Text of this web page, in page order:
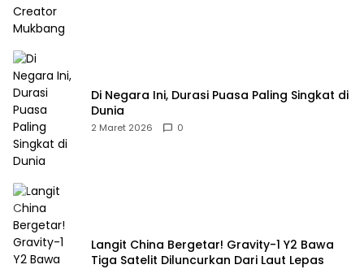
Di Negara Ini, Durasi Puasa Paling Singkat di
Dunia
2 Maret 2026 0
Langit China Bergetar! Gravity-1 Y2 Bawa
Tiga Satelit Diluncurkan Dari Laut Lepas